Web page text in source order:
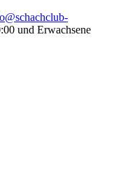
und Erwachsene